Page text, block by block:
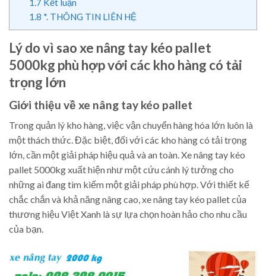
1.7 Kết luận
1.8 *. THÔNG TIN LIÊN HỆ
Lý do vì sao xe nâng tay kéo pallet
5000kg phù hợp với các kho hàng có tải
trọng lớn
Giới thiệu về xe nâng tay kéo pallet
Trong quản lý kho hàng, việc vận chuyển hàng hóa lớn luôn là
một thách thức. Đặc biệt, đối với các kho hàng có tải trọng
lớn, cần một giải pháp hiệu quả và an toàn. Xe nâng tay kéo
pallet 5000kg xuất hiện như một cứu cánh lý tưởng cho
những ai đang tìm kiếm một giải pháp phù hợp. Với thiết kế
chắc chắn và khả năng nâng cao, xe nâng tay kéo pallet của
thương hiệu Việt Xanh là sự lựa chọn hoàn hảo cho nhu cầu
của bạn.